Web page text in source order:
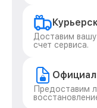
Доставим
счет сервиса.
Предоставим